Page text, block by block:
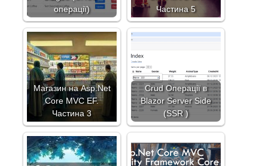
операції)
Частина 5
Магазин на Asp.Net
Core MVC EF.
Частина 3
Crud Операції в
Blazor Server Side
(SSR )